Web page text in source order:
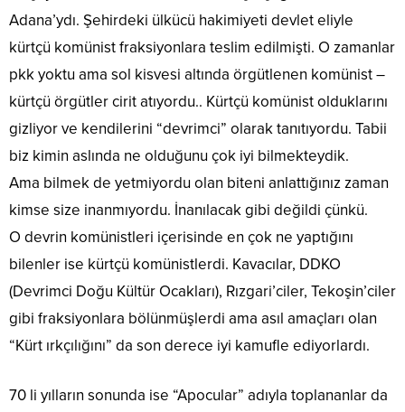
Adana’ydı. Şehirdeki ülkücü hakimiyeti devlet eliyle
kürtçü komünist fraksiyonlara teslim edilmişti. O zamanlar
pkk yoktu ama sol kisvesi altında örgütlenen komünist –
kürtçü örgütler cirit atıyordu.. Kürtçü komünist olduklarını
gizliyor ve kendilerini “devrimci” olarak tanıtıyordu. Tabii
biz kimin aslında ne olduğunu çok iyi bilmekteydik.
Ama bilmek de yetmiyordu olan biteni anlattığınız zaman
kimse size inanmıyordu. İnanılacak gibi değildi çünkü.
O devrin komünistleri içerisinde en çok ne yaptığını
bilenler ise kürtçü komünistlerdi. Kavacılar, DDKO
(Devrimci Doğu Kültür Ocakları), Rızgari’ciler, Tekoşin’ciler
gibi fraksiyonlara bölünmüşlerdi ama asıl amaçları olan
“Kürt ırkçılığını” da son derece iyi kamufle ediyorlardı.
70 li yılların sonunda ise “Apocular” adıyla toplananlar da